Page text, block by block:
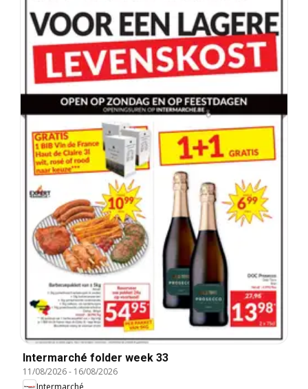
Intermarché folder week 33
11/08/2026- 16/08/2026
Intermarché